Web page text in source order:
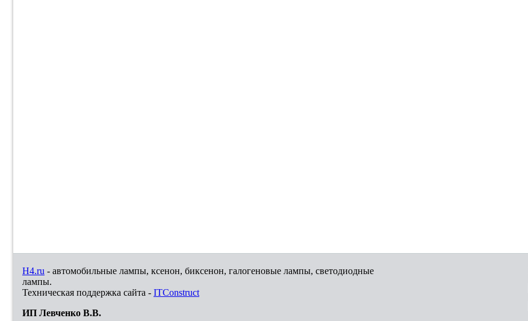
H4.ru - автомобильные лампы, ксенон, биксенон, галогеновые лампы, светодиодные
лампы.
Техническая поддержка сайта - ITConstruct
ИП Левченко В.В.